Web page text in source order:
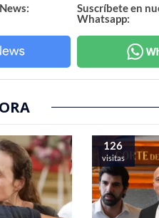
Suscríbete en
Whatsapp:
126
visitas